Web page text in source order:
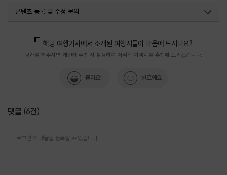
콘텐츠 등록 및 수정 문의
해당 여행기사에서 소개된 여행지들이 마음에 드시나요?
평가를 해주시면 개인화 추천 시 활용하여 최적의 여행지를 추천해 드리겠습니다.
좋아요! 별로예요
댓글 (6건)